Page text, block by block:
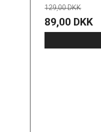
129,00 DKK
89,00 DKK